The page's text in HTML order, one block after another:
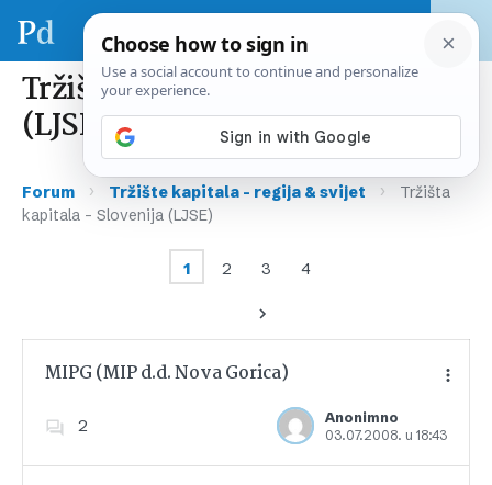
Tržišta kapitala – Slovenija
(LJSE)
Forum › Tržište kapitala – regija & svijet ›
Tržišta
kapitala – Slovenija (LJSE)
1 2 3 4
MIPG (MIP d.d. Nova Gorica)
2
Anonimno
03.07.2008. u 18:43
Dodajte u favorite